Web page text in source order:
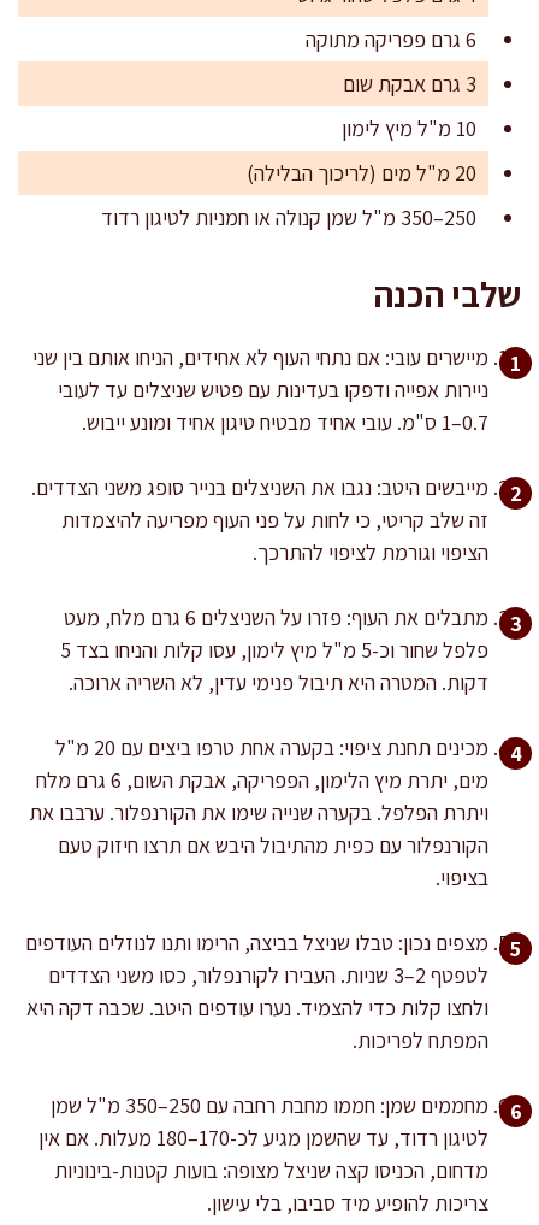
6 גרם פפריקה מתוקה
3 גרם אבקת שום
10 מ"ל מיץ לימון
20 מ"ל מים (לריכוך הבלילה)
250–350 מ"ל שמן קנולה או חמניות לטיגון רדוד
שלבי הכנה
מיישרים עובי: אם נתחי העוף לא אחידים, הניחו אותם בין שני
ניירות אפייה ודפקו בעדינות עם פטיש שניצלים עד לעובי
0.7–1 ס"מ. עובי אחיד מבטיח טיגון אחיד ומונע ייבוש.
מייבשים היטב: נגבו את השניצלים בנייר סופג משני הצדדים.
זה שלב קריטי, כי לחות על פני העוף מפריעה להיצמדות
הציפוי וגורמת לציפוי להתרכך.
מתבלים את העוף: פזרו על השניצלים 6 גרם מלח, מעט
פלפל שחור וכ-5 מ"ל מיץ לימון, עסו קלות והניחו בצד 5
דקות. המטרה היא תיבול פנימי עדין, לא השריה ארוכה.
מכינים תחנת ציפוי: בקערה אחת טרפו ביצים עם 20 מ"ל
מים, יתרת מיץ הלימון, הפפריקה, אבקת השום, 6 גרם מלח
ויתרת הפלפל. בקערה שנייה שימו את הקורנפלור. ערבבו את
הקורנפלור עם כפית מהתיבול היבש אם תרצו חיזוק טעם
בציפוי.
מצפים נכון: טבלו שניצל בביצה, הרימו ותנו לנוזלים העודפים
לטפטף 2–3 שניות. העבירו לקורנפלור, כסו משני הצדדים
ולחצו קלות כדי להצמיד. נערו עודפים היטב. שכבה דקה היא
המפתח לפריכות.
מחממים שמן: חממו מחבת רחבה עם 250–350 מ"ל שמן
לטיגון רדוד, עד שהשמן מגיע לכ-170–180 מעלות. אם אין
מדחום, הכניסו קצה שניצל מצופה: בועות קטנות-בינוניות
צריכות להופיע מיד סביבו, בלי עישון.